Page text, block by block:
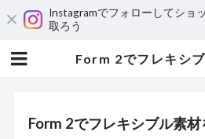
Instagramでフォローしてショ
取ろう
Form 2でフレキシブル素材